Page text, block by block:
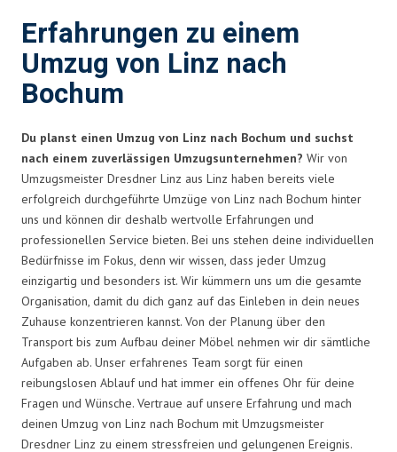
Erfahrungen zu einem
Umzug von Linz nach
Bochum
Du planst einen Umzug von Linz nach Bochum und suchst
nach einem zuverlässigen Umzugsunternehmen? Wir von
Umzugsmeister Dresdner Linz aus Linz haben bereits viele
erfolgreich durchgeführte Umzüge von Linz nach Bochum hinter
uns und können dir deshalb wertvolle Erfahrungen und
professionellen Service bieten. Bei uns stehen deine individuellen
Bedürfnisse im Fokus, denn wir wissen, dass jeder Umzug
einzigartig und besonders ist. Wir kümmern uns um die gesamte
Organisation, damit du dich ganz auf das Einleben in dein neues
Zuhause konzentrieren kannst. Von der Planung über den
Transport bis zum Aufbau deiner Möbel nehmen wir dir sämtliche
Aufgaben ab. Unser erfahrenes Team sorgt für einen
reibungslosen Ablauf und hat immer ein offenes Ohr für deine
Fragen und Wünsche. Vertraue auf unsere Erfahrung und mach
deinen Umzug von Linz nach Bochum mit Umzugsmeister
Dresdner Linz zu einem stressfreien und gelungenen Ereignis.